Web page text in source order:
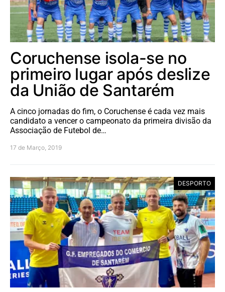
Coruchense isola-se no
primeiro lugar após deslize
da União de Santarém
A cinco jornadas do fim, o Coruchense é cada vez mais
candidato a vencer o campeonato da primeira divisão da
Associação de Futebol de…
17 de Março, 2019
DESPORTO